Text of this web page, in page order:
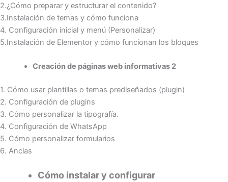
2.¿Cómo preparar y estructurar el contenido?
3.Instalación de temas y cómo funciona
4. Configuración inicial y menú (Personalizar)
5.Instalación de Elementor y cómo funcionan los bloques
Creación de páginas web informativas 2
1. Cómo usar plantillas o temas prediseñados (plugin)
2. Configuración de plugins
3. Cómo personalizar la tipografía.
4. Configuración de WhatsApp
5. Cómo personalizar formularios
6. Anclas
Cómo instalar y configurar